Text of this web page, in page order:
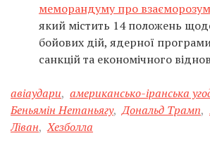
меморандуму про
який містить 14 положень
бойових дій, ядерної
санкцій та економічного
авіаудари, американсько-іранська
Беньямін Нетаньягу, Дональд Трамп,
Ліван, Хезболла